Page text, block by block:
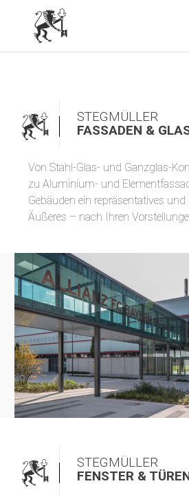
content
STEGMÜLLER
FASSADEN &
Von Stahl-Glas- und Ganzglas-
zu Aluminium- und
Gebäuden ein repräsentatives und
Äußeres – nach Ihren
STEGMÜLLER
FENSTER &